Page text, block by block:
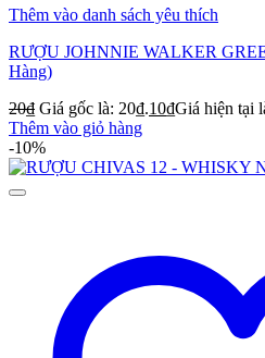
Thêm vào danh sách yêu thích
RƯỢU JOHNNIE WALKER
Hàng)
20₫ Giá gốc là: 20₫.10₫Giá hiện tại
Thêm vào giỏ hàng
-10%